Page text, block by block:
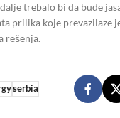
trebalo bi da bude
prilika koje prevazilaze
rešenja.
serbia